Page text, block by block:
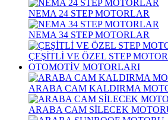
NEMA 24 STEP MOTORLAR
NEMA 34 STEP MOTORLAR
ÇEŞİTLİ VE ÖZEL STEP
OTOMOTİV MOTORLARI
ARABA CAM KALDIRMA
ARABA CAM SİLECEK